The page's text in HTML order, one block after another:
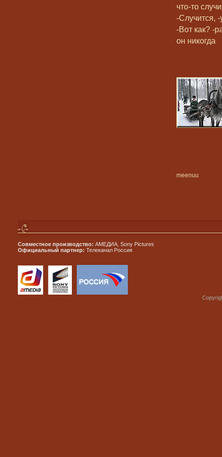
что-то
-Случится,
-Вот как? -
он никогда
meenuu
Совместное производство: АМЕДИА, Sony Pictures
Официальный партнер: Телеканал Россия